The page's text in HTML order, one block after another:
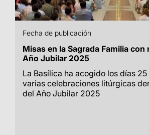
Fecha de publicación
Misas en la Sagrada Familia
Año Jubilar 2025
La Basílica ha acogido los días
varias celebraciones litúrgicas
del Año Jubilar 2025